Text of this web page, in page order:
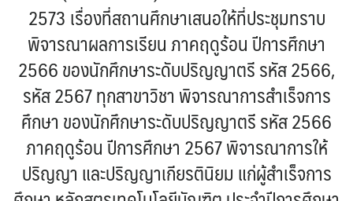
2573 เรื่องที่สถานศึกษาเสนอให้ที่ประชุมทราบ
พิจารณาผลการเรียน ภาคฤดูร้อน ปีการศึกษา
2566 ของนักศึกษาระดับปริญญาตรี รหัส 2566,
รหัส 2567 ทุกสาขาวิชา พิจารณาการสำเร็จการ
ศึกษา ของนักศึกษาระดับปริญญาตรี รหัส 2566
ภาคฤดูร้อน ปีการศึกษา 2567 พิจารณาการให้
ปริญญา และปริญญาเกียรตินิยม แก่ผู้สำเร็จการ